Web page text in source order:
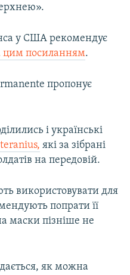
у США рекомендує
цим посиланням.
пропонує
і українські
які за зібрані
на передовій.
використовувати для
попрати її
маски пізніше не
як можна